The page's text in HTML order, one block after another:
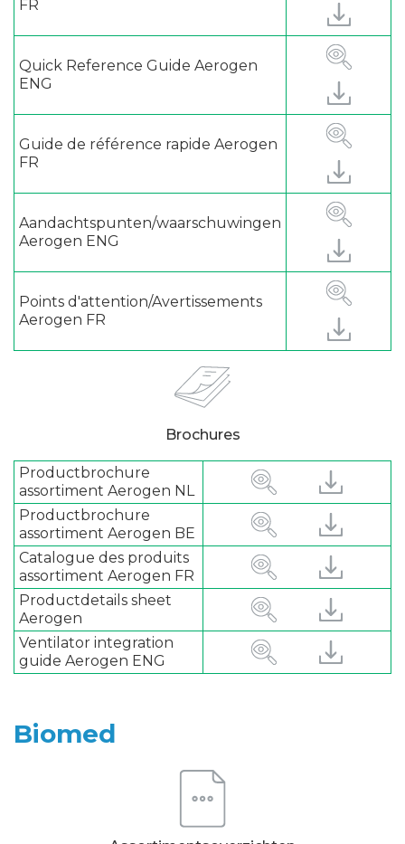
FR
Quick Reference Guide Aerogen
ENG
Guide de référence rapide Aerogen
FR
Aandachtspunten/waarschuwingen
Aerogen ENG
Points d'attention/Avertissements
Aerogen FR
Brochures
Productbrochure
assortiment Aerogen NL
Productbrochure
assortiment Aerogen BE
Catalogue des produits
assortiment Aerogen FR
Productdetails sheet
Aerogen
Ventilator integration
guide Aerogen ENG
Biomed